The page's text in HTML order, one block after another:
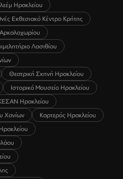
Ηρακλείου
Εκθεσιακό Κέντρο Κρήτης
Λασιθίου
Θεατρική Σκηνή Ηρακλείου
Ιστορικό Μουσείο Ηρακλείου
Ηρακλείου
Χανίων
Καρτερός Ηρακλείου